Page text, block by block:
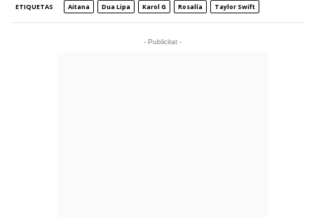
ETIQUETAS Aitana Dua Lipa Karol G Rosalía Taylor Swift
- Publicitat -